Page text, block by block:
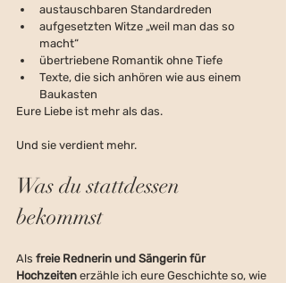
austauschbaren Standardreden
aufgesetzten Witze „weil man das so
macht“
übertriebene Romantik ohne Tiefe
Texte, die sich anhören wie aus einem
Baukasten
Eure Liebe ist mehr als das.
Und sie verdient mehr.
Was du stattdessen
bekommst
Als freie Rednerin und Sängerin für
Hochzeiten erzähle ich eure Geschichte so, wie